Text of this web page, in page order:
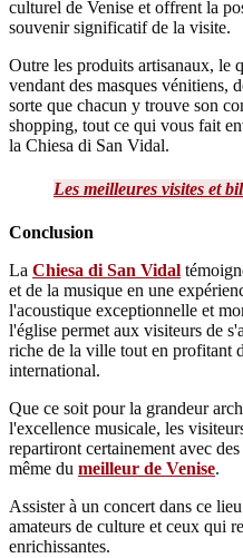
culturel de Venise et offrent la
souvenir significatif de la visite.
Outre les produits artisanaux, le
vendant des masques vénitiens,
sorte que chacun y trouve son
shopping, tout ce qui vous fait
la Chiesa di San Vidal.
Les meilleures visites et
Conclusion
La Chiesa di San Vidal
et de la musique en une
l'acoustique exceptionnelle et
l'église permet aux visiteurs de
riche de la ville tout en profitant
international.
Que ce soit pour la grandeur
l'excellence musicale, les
repartiront certainement avec
même du meilleur de Venise.
Assister à un concert dans ce
amateurs de culture et ceux qui
enrichissantes.